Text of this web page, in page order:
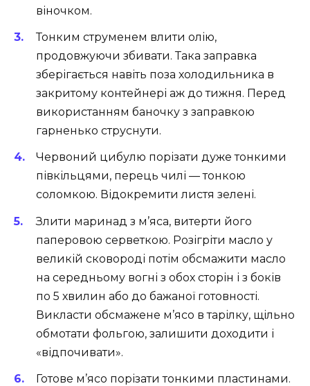
віночком.
Тонким струменем влити олію,
продовжуючи збивати. Така заправка
зберігається навіть поза холодильника в
закритому контейнері аж до тижня. Перед
використанням баночку з заправкою
гарненько струснути.
Червоний цибулю порізати дуже тонкими
півкільцями, перець чилі — тонкою
соломкою. Відокремити листя зелені.
Злити маринад з м’яса, витерти його
паперовою серветкою. Розігріти масло у
великій сковороді потім обсмажити масло
на середньому вогні з обох сторін і з боків
по 5 хвилин або до бажаної готовності.
Викласти обсмажене м’ясо в тарілку, щільно
обмотати фольгою, залишити доходити і
«відпочивати».
Готове м’ясо порізати тонкими пластинами.